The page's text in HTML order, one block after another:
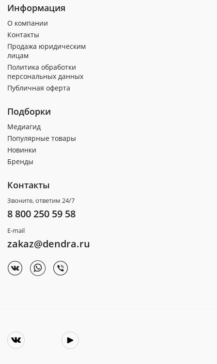
Информация
О компании
Контакты
Продажа юридическим
лицам
Политика обработки
персональных данных
Публичная оферта
Подборки
Медиагид
Популярные товары
Новинки
Бренды
Контакты
Звоните, ответим 24/7
8 800 250 59 58
E-mail
zakaz@dendra.ru